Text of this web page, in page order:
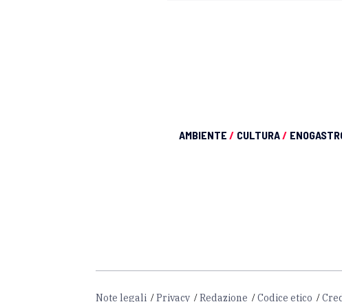
AMBIENTE / CULTURA/
Note legali Privacy Redazione Codice etico